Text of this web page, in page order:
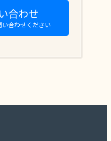
合わせ
い合わせください